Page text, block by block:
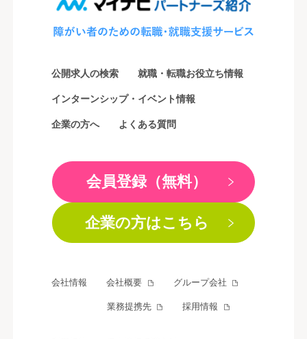
公開求人の検索 就職・転職お役立ち情報
インターンシップ・イベント情報
企業の方へ よくある質問
会員登録（無料）
企業の方はこちら
会社情報 会社概要 グループ会社
業務提携先 採用情報